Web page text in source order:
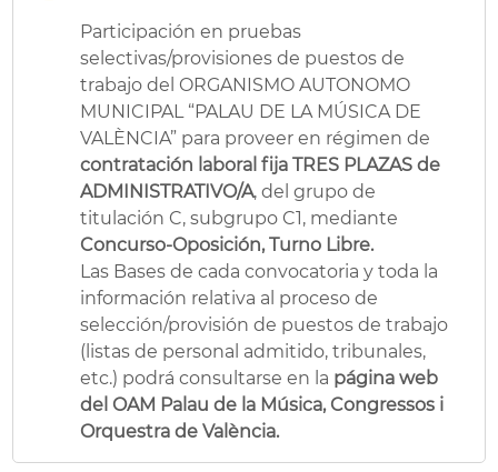
Participación en pruebas
selectivas/provisiones de puestos de
trabajo del ORGANISMO AUTONOMO
MUNICIPAL “PALAU DE LA MÚSICA DE
VALÈNCIA” para proveer en régimen de
contratación laboral fija TRES PLAZAS de
ADMINISTRATIVO/A, del grupo de
titulación C, subgrupo C1, mediante
Concurso-Oposición, Turno Libre.
Las Bases de cada convocatoria y toda la
información relativa al proceso de
selección/provisión de puestos de trabajo
(listas de personal admitido, tribunales,
etc.) podrá consultarse en la página web
del OAM Palau de la Música, Congressos i
Orquestra de València.